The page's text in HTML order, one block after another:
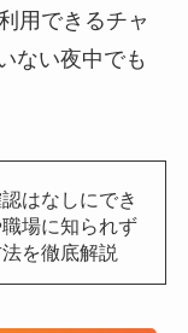
用できるチャ
ない夜中でも
はなしにでき
場に知られず
を徹底解説